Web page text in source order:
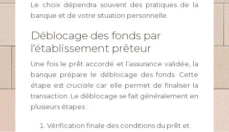
Le choix dépendra souvent des pratiques de la
banque et de votre situation personnelle.
Déblocage des fonds par
l’établissement prêteur
Une fois le prêt accordé et l’assurance validée, la
banque prépare le déblocage des fonds. Cette
étape estcruciale car elle permet de finaliser la
transaction. Le déblocage se fait généralement en
plusieurs étapes :
Vérification finale des conditions du prêt et